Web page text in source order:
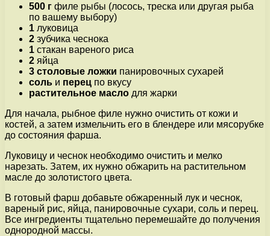
500 г филе рыбы (лосось, треска или другая рыба
по вашему выбору)
1 луковица
2 зубчика чеснока
1 стакан вареного риса
2 яйца
3 столовые ложки панировочных сухарей
соль и перец по вкусу
растительное масло для жарки
Для начала, рыбное филе нужно очистить от кожи и
костей, а затем измельчить его в блендере или мясорубке
до состояния фарша.
Луковицу и чеснок необходимо очистить и мелко
нарезать. Затем, их нужно обжарить на растительном
масле до золотистого цвета.
В готовый фарш добавьте обжаренный лук и чеснок,
вареный рис, яйца, панировочные сухари, соль и перец.
Все ингредиенты тщательно перемешайте до получения
однородной массы.